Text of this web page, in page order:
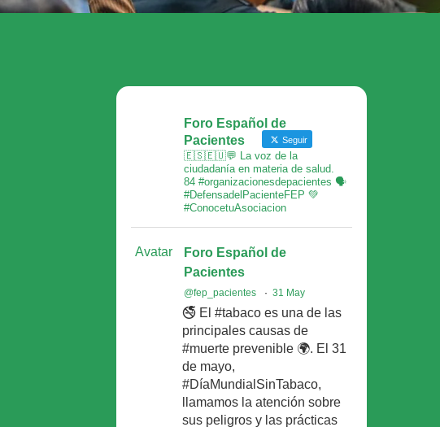
Foro Español de
Pacientes
Seguir
🇪🇸🇪🇺💬 La voz de la
ciudadanía en materia de salud.
84 #organizacionesdepacientes 🗣
#DefensadelPacienteFEP 💚
#ConocetuAsociacion
Avatar
Foro Español de
Pacientes
@fep_pacientes · 31 May
🚭 El #tabaco es una de las
principales causas de
#muerte prevenible 🌍. El 31
de mayo,
#DíaMundialSinTabaco,
llamamos la atención sobre
sus peligros y las prácticas